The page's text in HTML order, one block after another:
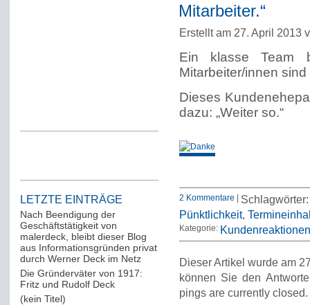
LETZTE EINTRÄGE
Nach Beendigung der
Geschäftstätigkeit von
malerdeck, bleibt dieser Blog
aus Informationsgründen privat
durch Werner Deck im Netz
Die Gründerväter von 1917:
Fritz und Rudolf Deck
(kein Titel)
Mitarbeiter.“
Erstellt am 27. April 2013
Ein klasse Team
Mitarbeiter/innen sind
Dieses
dazu: „Weiter so.“
2 Kommentare
Pünktlichkeit,
Kategorie: Kundenreaktionen
Dieser Artikel wurde am
können Sie den
pings are currently closed.